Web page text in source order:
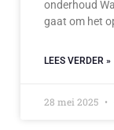
onderhoud
gaat om het
LEES VERDER »
28 mei 2025